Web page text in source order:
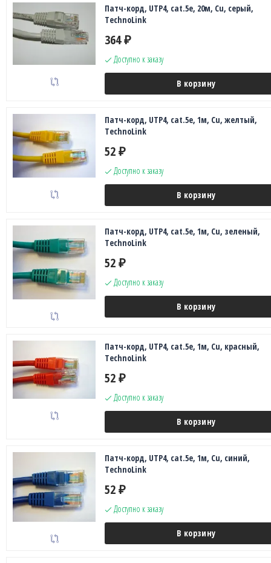
Патч-корд, UTP4, cat.5e, 20м, Сu, серый,
TechnoLink
364 ₽
Доступно к заказу
В корзину
Патч-корд, UTP4, cat.5e, 1м, Сu, желтый,
TechnoLink
52 ₽
Доступно к заказу
В корзину
Патч-корд, UTP4, cat.5e, 1м, Сu, зеленый,
TechnoLink
52 ₽
Доступно к заказу
В корзину
Патч-корд, UTP4, cat.5e, 1м, Сu, красный,
TechnoLink
52 ₽
Доступно к заказу
В корзину
Патч-корд, UTP4, cat.5e, 1м, Сu, синий,
TechnoLink
52 ₽
Доступно к заказу
В корзину